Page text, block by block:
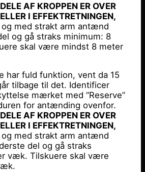
AF KROPPEN ER OVER
I EFFEKTRETNINGEN,
med strakt arm antænd
og gå straks minimum: 8
skal være mindst 8 meter
har fuld funktion, vent da 15
tilbage til det. Identificer
mærket med “Reserve”
for antænding ovenfor.
AF KROPPEN ER OVER
I EFFEKTRETNINGEN,
med strakt arm antænd
del og gå straks
væk. Tilskuere skal være